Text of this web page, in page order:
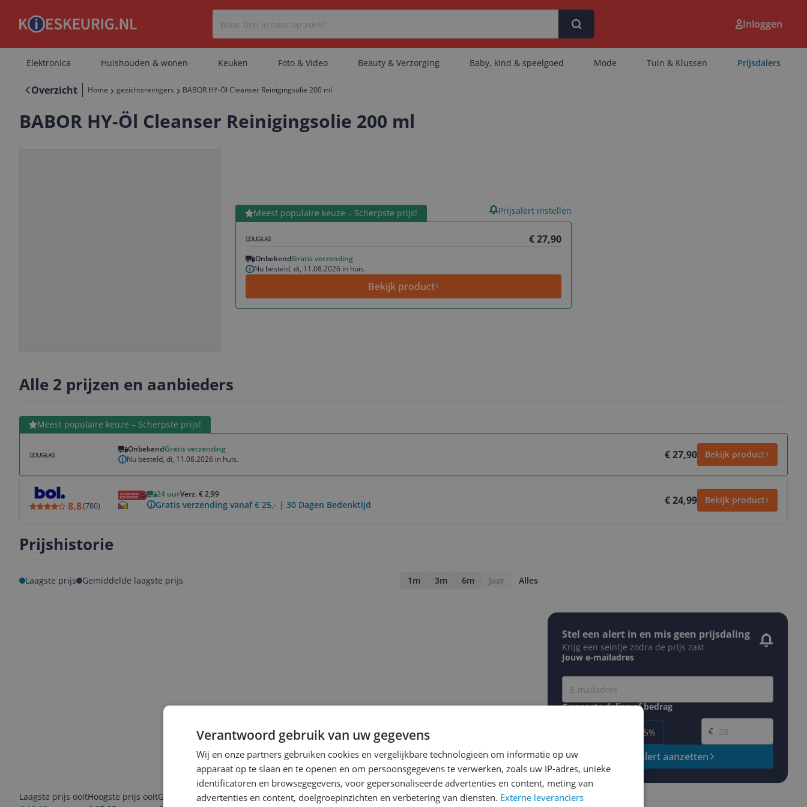
Er zijn geen categorieën gevonden.
Er zijn geen artikelen gevonden.
Inloggen
Elektronica Huishouden & wonen Keuken Foto & Video Beauty & Verzorging Baby, kind & speelgoed Mode Tuin & Klussen Prijsdalers
Overzicht Home gezichtsreinigers BABOR HY-Öl Cleanser Reinigingsolie 200 ml
BABOR HY-Öl Cleanser Reinigingsolie 200 ml
Meest populaire keuze – Scherpste prijs!
€ 27,90
OnbekendGratis verzending
Nu besteld, di, 11.08.2026 in huis.
Bekijk product
Bekijk product Prijsalert instellen
Alle 2 prijzen en aanbieders
Meest populaire keuze – Scherpste prijs!
OnbekendGratis verzending
Nu besteld, di, 11.08.2026 in huis.
€ 27,90 Bekijk product
Bekijk product
8.8(780)
24 uurVerz. € 2,99
Gratis verzending vanaf € 25,- | 30 Dagen Bedenktijd € 24,99 Bekijk product
Prijshistorie
Laagste prijs Gemiddelde laagste prijs 1m 3m 6m Jaar Alles
Laagste prijs ooitHoogste prijs ooitGoedkoopste nuLaatste prijsupdate
Stel een alert in en mis geen prijsdaling
Krijg een seintje zodra de prijs zakt
Jouw e-mailadres
Gewenste daling of bedrag
-15%
Gewenste prijs
€
Prijsalert aanzetten
Verantwoord gebruik van uw gegevens
Wij en onze partners gebruiken cookies en vergelijkbare technologieën om informatie op uw
apparaat op te slaan en te openen en om persoonsgegevens te verwerken, zoals uw IP-adres, unieke
identificatoren en browsegegevens, voor gepersonaliseerde advertenties en content, meting van
advertenties en content, doelgroepinzichten en verbetering van diensten. Externe leveranciers